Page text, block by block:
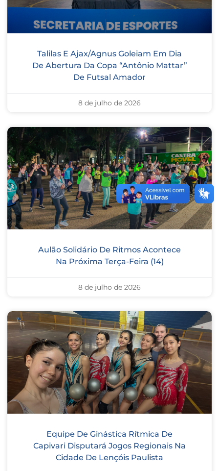
Talilas E Ajax/Agnus Goleiam Em Dia
De Abertura Da Copa “Antônio Mattar”
De Futsal Amador
8 de julho de 2026
Aulão Solidário De Ritmos Acontece
Na Próxima Terça-Feira (14)
8 de julho de 2026
Equipe De Ginástica Rítmica De
Capivari Disputará Jogos Regionais Na
Cidade De Lençóis Paulista